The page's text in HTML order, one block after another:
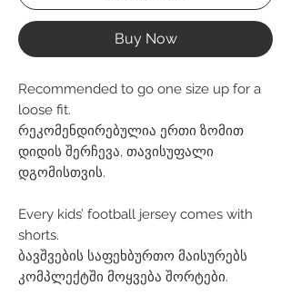
Buy Now
Recommended to go one size up for a
loose fit.
რეკომენდირებულია ერთი ზომით
დიდის შერჩევა, თავისუფალი
დგომისთვის.
Every kids’ football jersey comes with
shorts.
ბავშვების საფეხბურთო მაისურებს
კომპლექტში მოყვება შორტები.